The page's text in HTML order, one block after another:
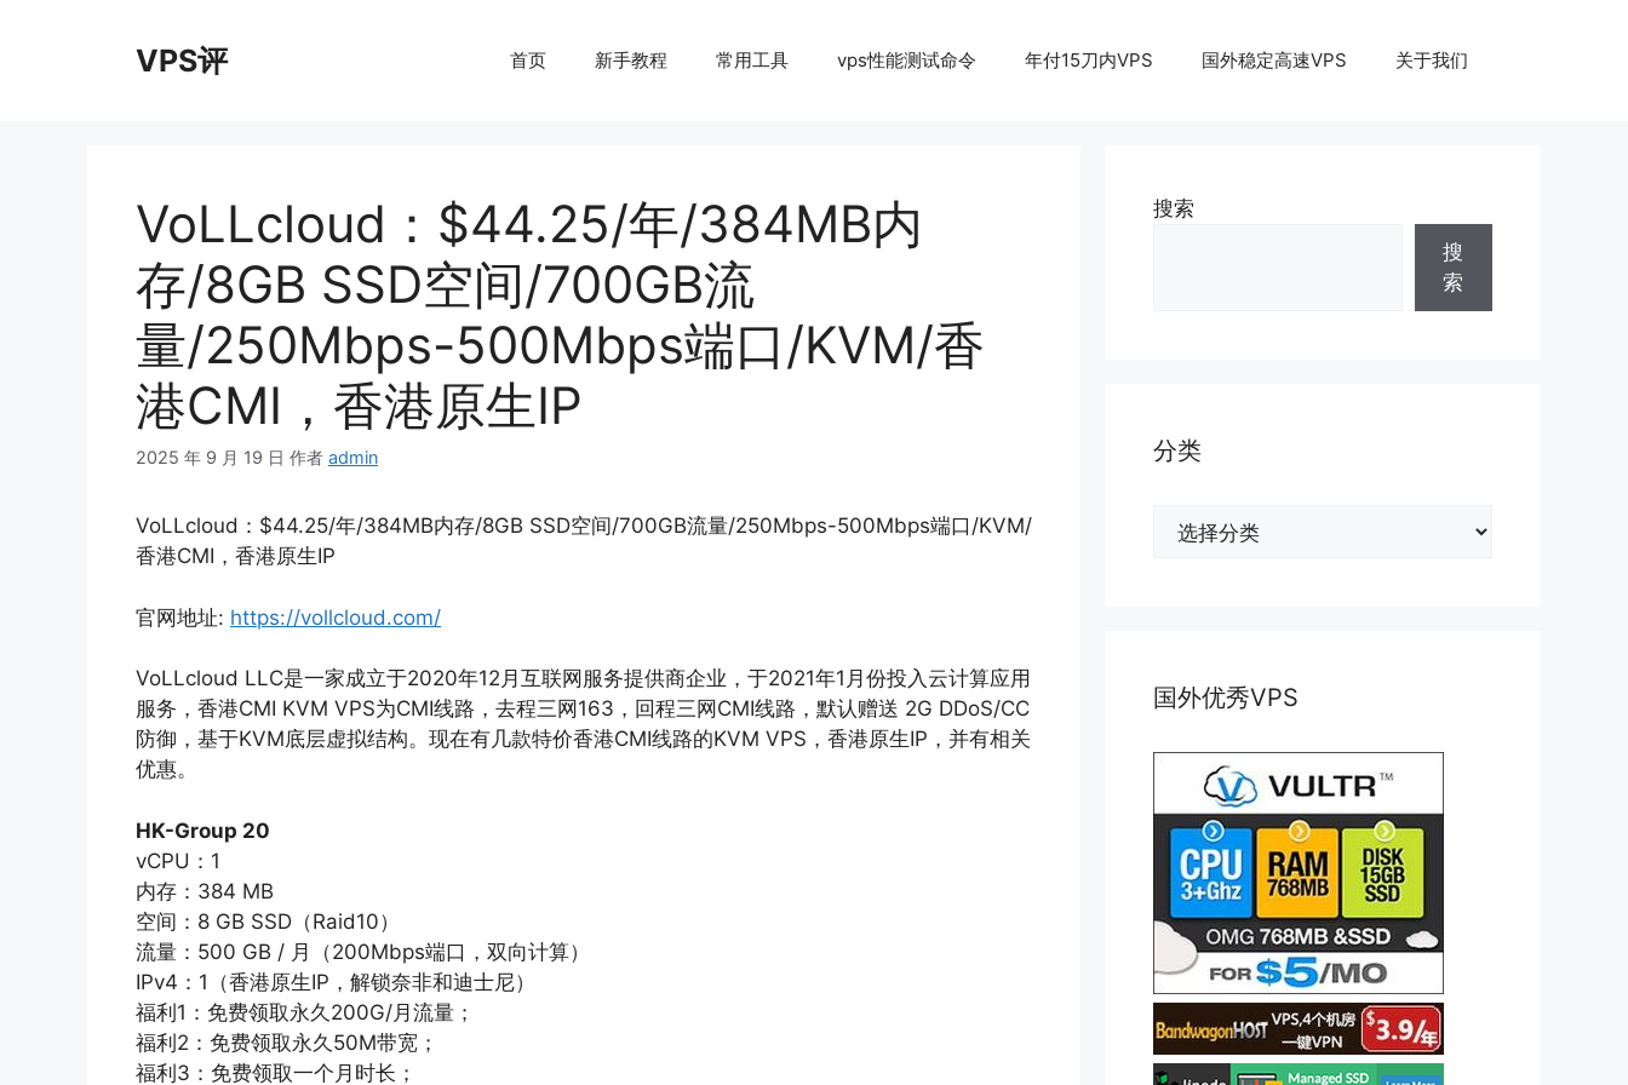
VPS评 首页 新手教程 常用工具 vps性能测试命令 年付15刀内VPS 国外稳定高速VPS 关于我们
VoLLcloud：$44.25/年/384MB内
存/8GB SSD空间/700GB流
量/250Mbps-500Mbps端口/KVM/香
港CMI，香港原生IP
2025 年 9 月 19 日 作者 admin
VoLLcloud：$44.25/年/384MB内存/8GB SSD空间/700GB流量/250Mbps-500Mbps端口/KVM/
香港CMI，香港原生IP
官网地址: https://vollcloud.com/
VoLLcloud LLC是一家成立于2020年12月互联网服务提供商企业，于2021年1月份投入云计算应用
服务，香港CMI KVM VPS为CMI线路，去程三网163，回程三网CMI线路，默认赠送 2G DDoS/CC
防御，基于KVM底层虚拟结构。现在有几款特价香港CMI线路的KVM VPS，香港原生IP，并有相关
优惠。
HK-Group 20
vCPU：1
内存：384 MB
空间：8 GB SSD（Raid10）
流量：500 GB / 月（200Mbps端口，双向计算）
IPv4：1（香港原生IP，解锁奈非和迪士尼）
福利1：免费领取永久200G/月流量；
福利2：免费领取永久50M带宽；
福利3：免费领取一个月时长；
搜索
搜
索
分类
国外优秀VPS